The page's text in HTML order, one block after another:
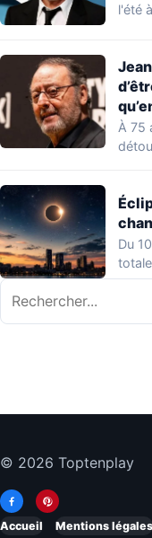
l'été
À 75
Du
Rechercher
© 2026 Toptenplay
Accueil Mentions légales